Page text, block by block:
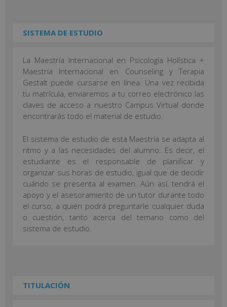
SISTEMA DE ESTUDIO
La Maestría Internacional en Psicología Holística +
Maestría Internacional en Counseling y Terapia
Gestalt puede cursarse en línea. Una vez recibida
tu matrícula, enviaremos a tu correo electrónico las
claves de acceso a nuestro Campus Virtual donde
encontrarás todo el material de estudio.
El sistema de estudio de esta Maestría se adapta al
ritmo y a las necesidades del alumno. Es decir, el
estudiante es el responsable de planificar y
organizar sus horas de estudio, igual que de decidir
cuándo se presenta al examen. Aún así, tendrá el
apoyo y el asesoramiento de un tutor durante todo
el curso, a quién podrá preguntarle cualquier duda
o cuestión, tanto acerca del temario como del
sistema de estudio.
TITULACIÓN